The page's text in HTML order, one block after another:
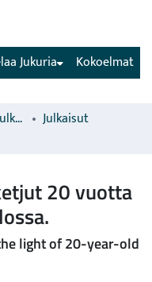
Kokoelmat
Jukuria
Luonnonvarakeskuksen julkaisut
Julkaisut
20 vuotta
light of 20-year-old